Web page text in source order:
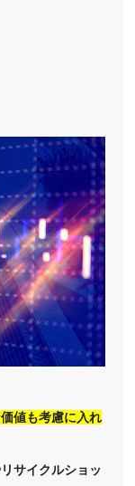
値も考慮に入れ
サイクルショッ